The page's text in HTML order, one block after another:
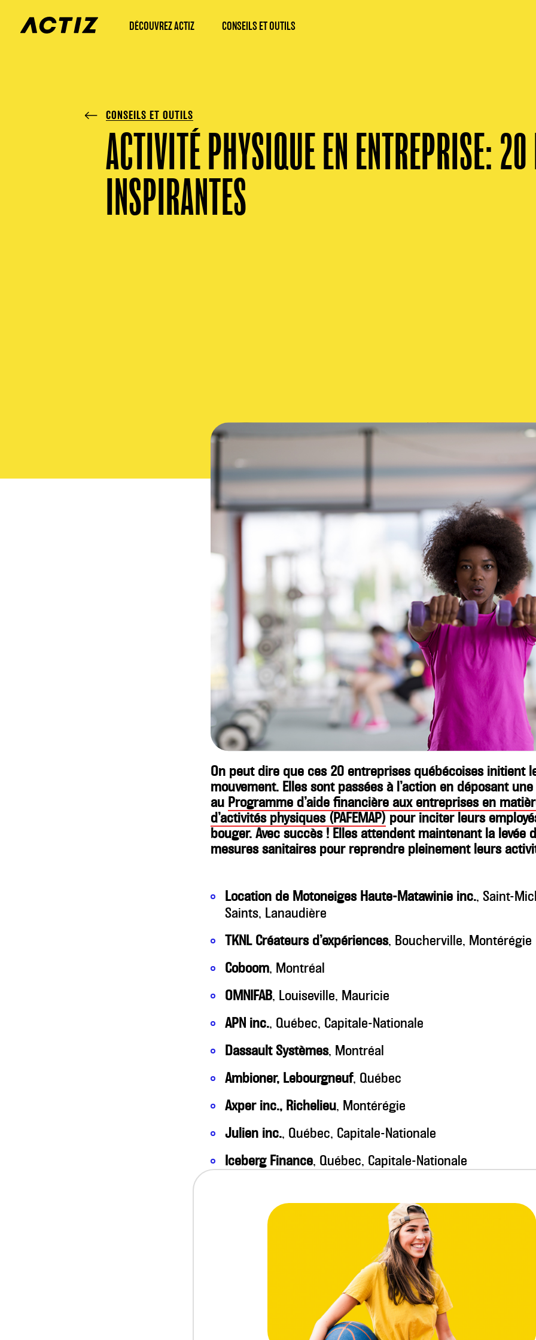
DÉCOUVREZ ACTIZ CONSEILS ET OUTILS
CONSEILS ET OUTILS
ACTIVITÉ PHYSIQUE EN ENTREPRISE:
INSPIRANTES
On peut dire que ces 20 entreprises québécoises initient
mouvement. Elles sont passées à l’action en déposant
au Programme d’aide financière aux entreprises en
d’activités physiques (PAFEMAP) pour inciter leurs
bouger. Avec succès ! Elles attendent maintenant la levée
mesures sanitaires pour reprendre pleinement leurs
Location de Motoneiges Haute-Matawinie inc., Saint-
Saints, Lanaudière
TKNL Créateurs d’expériences, Boucherville, Montérégie
Coboom, Montréal
OMNIFAB, Louiseville, Mauricie
APN inc., Québec, Capitale-Nationale
Dassault Systèmes, Montréal
Ambioner, Lebourgneuf, Québec
Axper inc., Richelieu, Montérégie
Julien inc., Québec, Capitale-Nationale
Iceberg Finance, Québec, Capitale-Nationale
Beaulieu Décor
, Rimouski, Bas-St-Laurent
Christian MARCOUX cuisine et mobilier design
, Repentigny, Lanaudière
Portefeuille Soucy inc., Drummondville, Centre-du-